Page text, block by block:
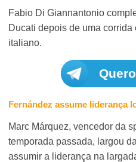
Fabio Di Giannantonio
Ducati depois de uma
italiano.
Fernández assume liderança
Marc Márquez, vencedor da
temporada passada, largou
assumir a liderança na